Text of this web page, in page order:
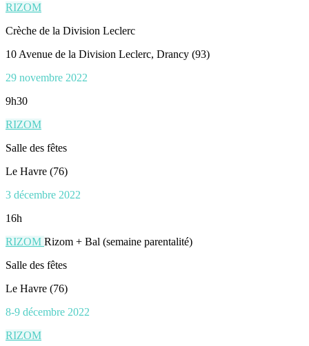
RIZOM
Crèche de la Division Leclerc
10 Avenue de la Division Leclerc, Drancy (93)
29 novembre 2022
9h30
RIZOM
Salle des fêtes
Le Havre (76)
3 décembre 2022
16h
RIZOM Rizom + Bal (semaine parentalité)
Salle des fêtes
Le Havre (76)
8-9 décembre 2022
RIZOM